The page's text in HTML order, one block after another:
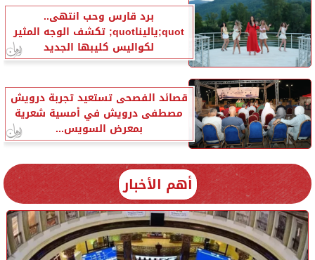
برد قارس وحب انتهى..
quot;ياليناquot; تكشف الوجه المثير
لكواليس كليبها الجديد
قصائد الفصحى تستعيد تجربة درويش
مصطفى درويش في أمسية شعرية
بمعرض السويس...
أهم الأخبار